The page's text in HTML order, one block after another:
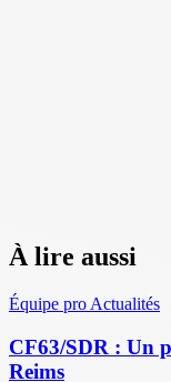
À lire aussi
Équipe pro Actualités
CF63/SDR : Un
Reims